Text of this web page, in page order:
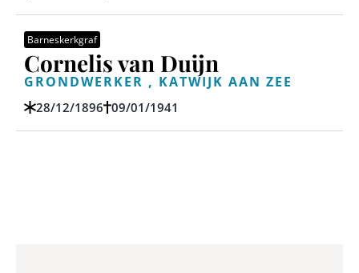
Barneskerkgraf
Cornelis van Duijn
GRONDWERKER , KATWIJK AAN ZEE
28/12/1896 09/01/1941